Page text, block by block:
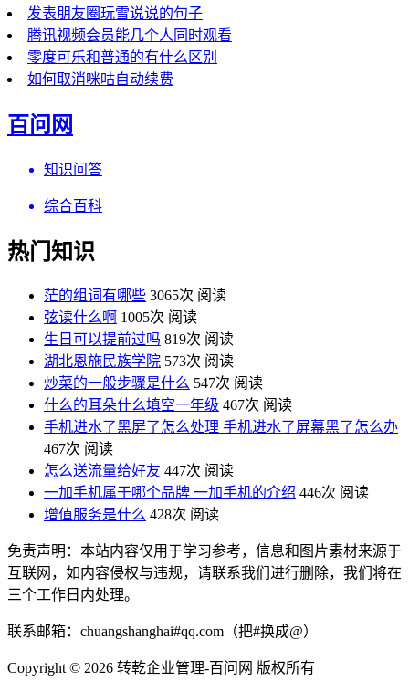
发表朋友圈玩雪说说的句子
腾讯视频会员能几个人同时观看
零度可乐和普通的有什么区别
如何取消咪咕自动续费
百问网
知识问答
综合百科
热门知识
茫的组词有哪些 3065次 阅读
弦读什么啊 1005次 阅读
生日可以提前过吗 819次 阅读
湖北恩施民族学院 573次 阅读
炒菜的一般步骤是什么 547次 阅读
什么的耳朵什么填空一年级 467次 阅读
手机进水了黑屏了怎么处理 手机进水了屏幕黑了怎么办
467次 阅读
怎么送流量给好友 447次 阅读
一加手机属于哪个品牌 一加手机的介绍 446次 阅读
增值服务是什么 428次 阅读
免责声明：本站内容仅用于学习参考，信息和图片素材来源于
互联网，如内容侵权与违规，请联系我们进行删除，我们将在
三个工作日内处理。
联系邮箱：chuangshanghai#qq.com（把#换成@）
Copyright © 2026 转乾企业管理-百问网 版权所有